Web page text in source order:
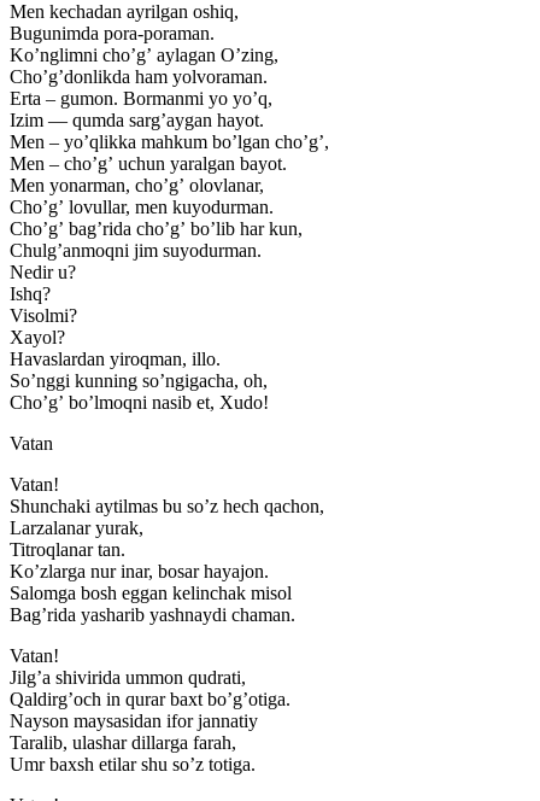
Men kechadan ayrilgan oshiq,
Bugunimda pora-poraman.
Koʼnglimni choʼgʼ aylagan Oʼzing,
Choʼgʼdonlikda ham yolvoraman.
Erta – gumon. Bormanmi yo yoʼq,
Izim — qumda sargʼaygan hayot.
Men – yoʼqlikka mahkum boʼlgan choʼgʼ,
Men – choʼgʼ uchun yaralgan bayot.
Men yonarman, choʼgʼ olovlanar,
Choʼgʼ lovullar, men kuyodurman.
Choʼgʼ bagʼrida choʼgʼ boʼlib har kun,
Chulgʼanmoqni jim suyodurman.
Nedir u?
Ishq?
Visolmi?
Xayol?
Havaslardan yiroqman, illo.
Soʼnggi kunning soʼngigacha, oh,
Choʼgʼ boʼlmoqni nasib et, Xudo!
Vatan
Vatan!
Shunchaki aytilmas bu soʼz hech qachon,
Larzalanar yurak,
Titroqlanar tan.
Koʼzlarga nur inar, bosar hayajon.
Salomga bosh eggan kelinchak misol
Bagʼrida yasharib yashnaydi chaman.
Vatan!
Jilgʼa shivirida ummon qudrati,
Qaldirgʼoch in qurar baxt boʼgʼotiga.
Nayson maysasidan ifor jannatiy
Taralib, ulashar dillarga farah,
Umr baxsh etilar shu soʼz totiga.